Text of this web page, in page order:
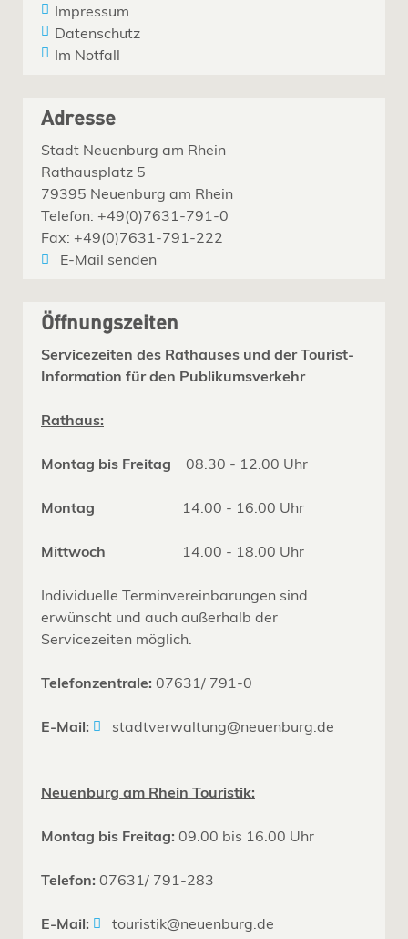
Impressum
Datenschutz
Im Notfall
Adresse
Stadt Neuenburg am Rhein
Rathausplatz 5
79395 Neuenburg am Rhein
Telefon: +49(0)7631-791-0
Fax: +49(0)7631-791-222
E-Mail senden
Öffnungszeiten
Servicezeiten des Rathauses und der Tourist-
Information für den Publikumsverkehr
Rathaus:
Montag bis Freitag 08.30 - 12.00 Uhr
Montag 14.00 - 16.00 Uhr
Mittwoch 14.00 - 18.00 Uhr
Individuelle Terminvereinbarungen sind
erwünscht und auch außerhalb der
Servicezeiten möglich.
Telefonzentrale: 07631/ 791-0
E-Mail: stadtverwaltung@neuenburg.de
Neuenburg am Rhein Touristik:
Montag bis Freitag: 09.00 bis 16.00 Uhr
Telefon: 07631/ 791-283
E-Mail: touristik@neuenburg.de